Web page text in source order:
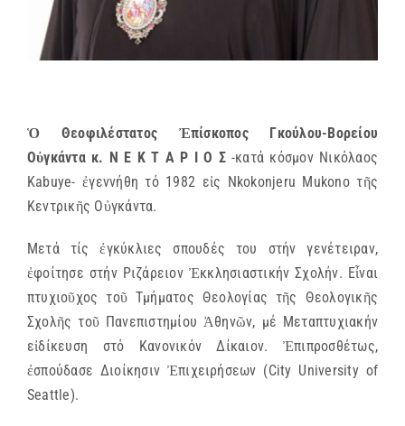
Ὁ Θεοφιλέστατος Ἐπίσκοπος Γκούλου-Βορείου
Οὐγκάντα κ. Ν Ε Κ Τ Α Ρ Ι Ο Σ-κατά κόσμον Νικόλαος
Kabuye- ἐγεννήθη τό 1982 εἰς Νkokonjeru Mukono τῆς
Κεντρικῆς Οὐγκάντα.
Μετά τίς ἐγκύκλιες σπουδές του στήν γενέτειραν,
ἐφοίτησε στήν Ριζάρειον Ἐκκλησιαστικήν Σχολήν. Εἶναι
πτυχιοῦχος τοῦ Τμήματος Θεολογίας τῆς Θεολογικῆς
Σχολῆς τοῦ Πανεπιστημίου Ἀθηνῶν, μέ Μεταπτυχιακήν
εἰδίκευση στό Κανονικόν Δίκαιον. Ἐπιπροσθέτως,
ἐσπούδασε Διοίκησιν Ἐπιχειρήσεων (City University of
Seattle).